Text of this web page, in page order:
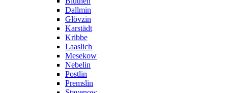
Dallmin
Glövzin
Karstädt
Kribbe
Laaslich
Mesekow
Nebelin
Postlin
Premslin